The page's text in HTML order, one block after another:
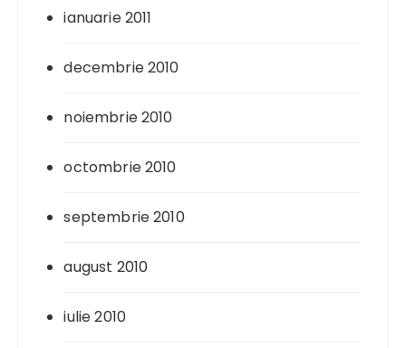
ianuarie 2011
decembrie 2010
noiembrie 2010
octombrie 2010
septembrie 2010
august 2010
iulie 2010